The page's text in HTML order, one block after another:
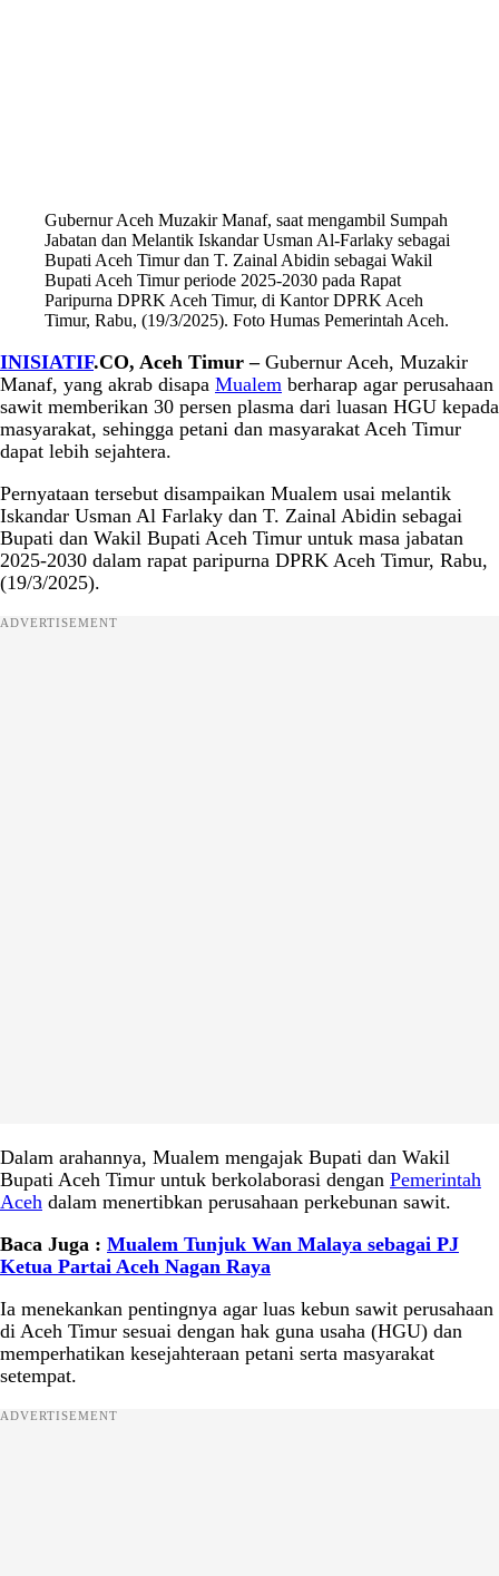
Gubernur Aceh Muzakir Manaf, saat mengambil Sumpah
Jabatan dan Melantik Iskandar Usman Al-Farlaky sebagai
Bupati Aceh Timur dan T. Zainal Abidin sebagai Wakil
Bupati Aceh Timur periode 2025-2030 pada Rapat
Paripurna DPRK Aceh Timur, di Kantor DPRK Aceh
Timur, Rabu, (19/3/2025). Foto Humas Pemerintah Aceh.
INISIATIF.CO, Aceh Timur –Gubernur Aceh, Muzakir
Manaf, yang akrab disapa Mualem berharap agar perusahaan
sawit memberikan 30 persen plasma dari luasan HGU kepada
masyarakat, sehingga petani dan masyarakat Aceh Timur
dapat lebih sejahtera.
Pernyataan tersebut disampaikan Mualem usai melantik
Iskandar Usman Al Farlaky dan T. Zainal Abidin sebagai
Bupati dan Wakil Bupati Aceh Timur untuk masa jabatan
2025-2030 dalam rapat paripurna DPRK Aceh Timur, Rabu,
(19/3/2025).
ADVERTISEMENT
Dalam arahannya, Mualem mengajak Bupati dan Wakil
Bupati Aceh Timur untuk berkolaborasi dengan Pemerintah
Aceh dalam menertibkan perusahaan perkebunan sawit.
Baca Juga : Mualem Tunjuk Wan Malaya sebagai PJ
Ketua Partai Aceh Nagan Raya
Ia menekankan pentingnya agar luas kebun sawit perusahaan
di Aceh Timur sesuai dengan hak guna usaha (HGU) dan
memperhatikan kesejahteraan petani serta masyarakat
setempat.
ADVERTISEMENT